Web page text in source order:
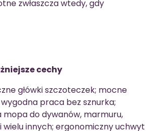
zwłaszcza wtedy, gdy
cechy
główki szczoteczek; mocne
wygodna praca bez sznurka;
mopa do dywanów, marmuru,
wielu innych; ergonomiczny uchwyt